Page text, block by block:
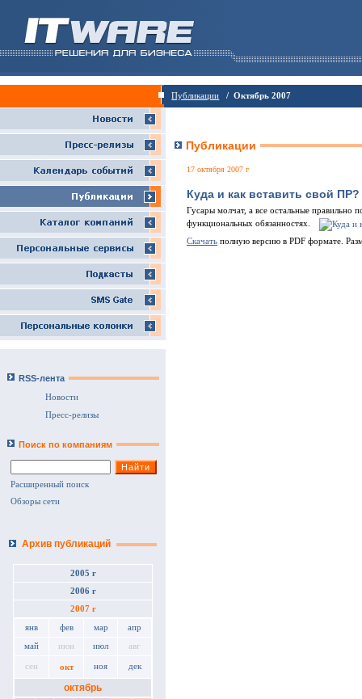
Публикации / Октябрь 2007
RSS-лента
Новости
Пресс-релизы
Поиск по компаниям
Расширенный поиск
Обзоры сети
Архив публикаций
2005 г
2006 г
2007 г
янв фев мар апр
май июн июл авг
сен окт ноя дек
октябрь
Публикации
17 октября 2007 г
Куда и как вставить свой ПР?
Гусары молчат, а все остальные правильно
функциональных обязанностях.
Скачать полную версию в PDF формате.